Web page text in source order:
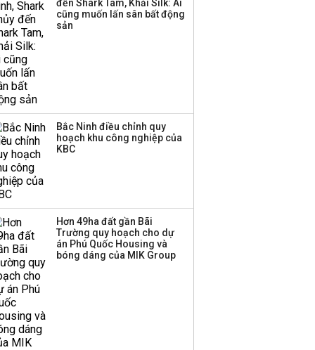
đến Shark Tam, Khải Silk: Ai
cũng muốn lấn sân bất động
sản
Bắc Ninh điều chỉnh quy
hoạch khu công nghiệp của
KBC
Hơn 49ha đất gần Bãi
Trường quy hoạch cho dự
án Phú Quốc Housing và
bóng dáng của MIK Group